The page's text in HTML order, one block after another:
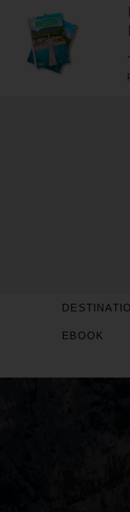
EBOOK
"